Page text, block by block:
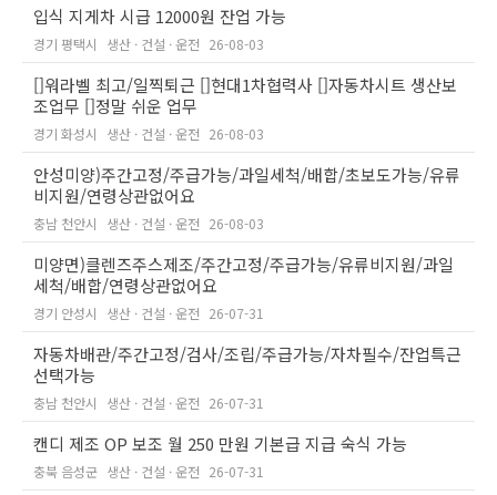
입식 지게차 시급 12000원 잔업 가능
경기 평택시 생산 · 건설 · 운전 26-08-03
[]워라벨 최고/일찍퇴근 []현대1차협력사 []자동차시트 생산보
조업무 []정말 쉬운 업무
경기 화성시 생산 · 건설 · 운전 26-08-03
안성미양)주간고정/주급가능/과일세척/배합/초보도가능/유류
비지원/연령상관없어요
충남 천안시 생산 · 건설 · 운전 26-08-03
미양면)클렌즈주스제조/주간고정/주급가능/유류비지원/과일
세척/배합/연령상관없어요
경기 안성시 생산 · 건설 · 운전 26-07-31
자동차배관/주간고정/검사/조립/주급가능/자차필수/잔업특근
선택가능
충남 천안시 생산 · 건설 · 운전 26-07-31
캔디 제조 OP 보조 월 250 만원 기본급 지급 숙식 가능
충북 음성군 생산 · 건설 · 운전 26-07-31